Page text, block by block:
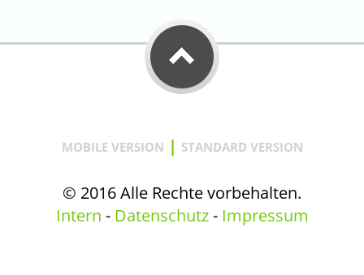
MOBILE VERSION | STANDARD VERSION
© 2016 Alle Rechte vorbehalten.
Intern - Datenschutz- Impressum